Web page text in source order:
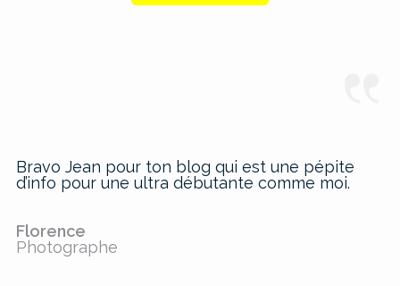
Bravo Jean pour ton blog qui est une pépite
d’info pour une ultra débutante comme moi.
Florence
Photographe